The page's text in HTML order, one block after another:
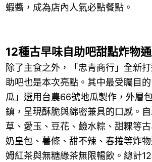
蝦醬，成為店內人氣必點餐點。
12種古早味自助吧甜點炸物
除了主食之外，「忠青商行」全新
助吧也是本次亮點。其中最受矚目
瓜」選用台農66號地瓜製作，外層
鎮，呈現酥脆與綿密兼具的口感。
草、愛玉、豆花、鹼水粽、甜粿等
奶皇包、薯條、甜不辣、春捲等炸
姆紅茶與無糖綠茶無限暢飲。總計